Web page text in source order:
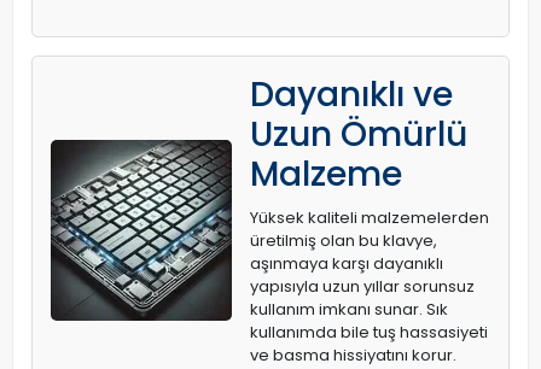
Dayanıklı ve
Uzun Ömürlü
Malzeme
Yüksek kaliteli malzemelerden
üretilmiş olan bu klavye,
aşınmaya karşı dayanıklı
yapısıyla uzun yıllar sorunsuz
kullanım imkanı sunar. Sık
kullanımda bile tuş hassasiyeti
ve basma hissiyatını korur.